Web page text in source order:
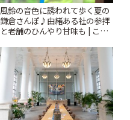
風鈴の音色に誘われて歩く夏の
鎌倉さんぽ♪由緒ある社の参拝
と老舗のひんやり甘味も | こと